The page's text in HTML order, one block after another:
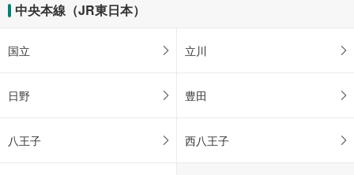
中央本線（JR東日本）
国立 立川
日野 豊田
八王子 西八王子